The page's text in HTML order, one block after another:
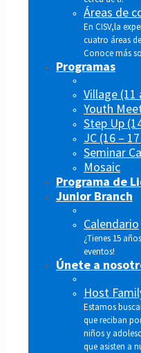
Áreas de
En CISV,la
cuatro áreas
Conoce más
Programas
Village (11
Youth
Step Up
JC (16 –
Seminar
Mosaic
Programa de
Junior Branch
Calendario
¿Tienes 15
eventos!
Únete a
Host
Estamos
que reciban
niños y
que asisten a